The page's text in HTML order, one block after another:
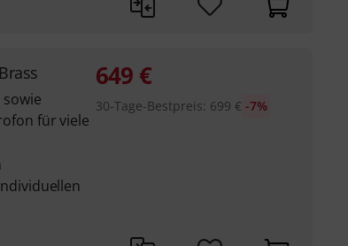
für viele
649 €
30-Tage-Bestpreis: 699 € -7%